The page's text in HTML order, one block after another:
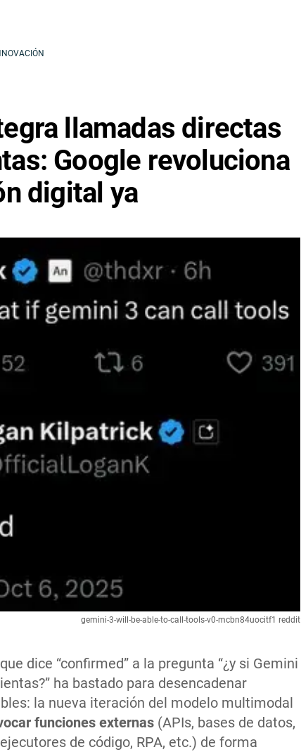
llamadas directas
Google revoluciona
digital ya
dice “confirmed” a la pregunta “¿y si Gemini
ha bastado para desencadenar
la nueva iteración del modelo multimodal
funciones externas (APIs, bases de datos,
de código, RPA, etc.) de forma
gemini-3-will-be-able-to-call-tools-v0-mcbn84uocitf1 reddit